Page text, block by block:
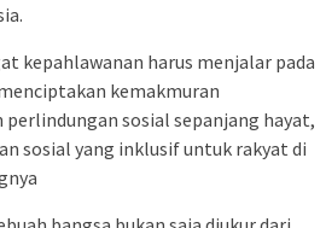
kepahlawanan harus menjalar pada
kemakmuran
perlindungan sosial sepanjang hayat,
sosial yang inklusif untuk rakyat di